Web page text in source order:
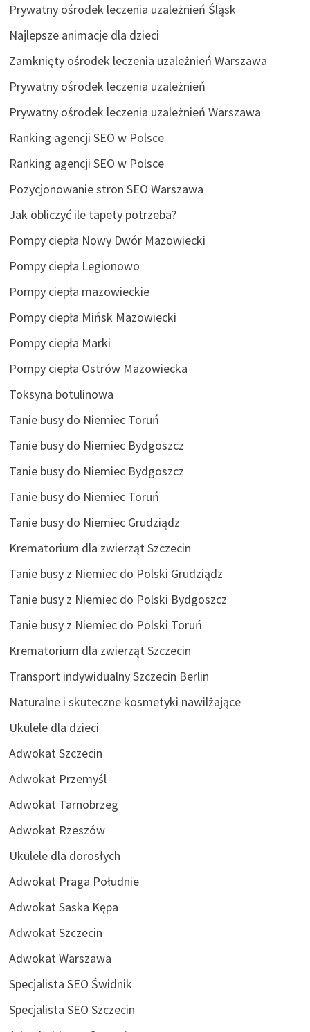
Prywatny ośrodek leczenia uzależnień Śląsk
Najlepsze animacje dla dzieci
Zamknięty ośrodek leczenia uzależnień Warszawa
Prywatny ośrodek leczenia uzależnień
Prywatny ośrodek leczenia uzależnień Warszawa
Ranking agencji SEO w Polsce
Ranking agencji SEO w Polsce
Pozycjonowanie stron SEO Warszawa
Jak obliczyć ile tapety potrzeba?
Pompy ciepła Nowy Dwór Mazowiecki
Pompy ciepła Legionowo
Pompy ciepła mazowieckie
Pompy ciepła Mińsk Mazowiecki
Pompy ciepła Marki
Pompy ciepła Ostrów Mazowiecka
Toksyna botulinowa
Tanie busy do Niemiec Toruń
Tanie busy do Niemiec Bydgoszcz
Tanie busy do Niemiec Bydgoszcz
Tanie busy do Niemiec Toruń
Tanie busy do Niemiec Grudziądz
Krematorium dla zwierząt Szczecin
Tanie busy z Niemiec do Polski Grudziądz
Tanie busy z Niemiec do Polski Bydgoszcz
Tanie busy z Niemiec do Polski Toruń
Krematorium dla zwierząt Szczecin
Transport indywidualny Szczecin Berlin
Naturalne i skuteczne kosmetyki nawilżające
Ukulele dla dzieci
Adwokat Szczecin
Adwokat Przemyśl
Adwokat Tarnobrzeg
Adwokat Rzeszów
Ukulele dla dorosłych
Adwokat Praga Południe
Adwokat Saska Kępa
Adwokat Szczecin
Adwokat Warszawa
Specjalista SEO Świdnik
Specjalista SEO Szczecin